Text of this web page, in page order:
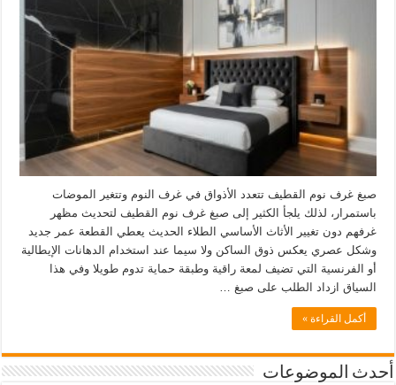
صبغ غرف نوم القطيف تتعدد الأذواق في غرف النوم وتتغير الموضات
باستمرار، لذلك يلجأ الكثير إلى صبغ غرف نوم القطيف لتحديث مظهر
غرفهم دون تغيير الأثاث الأساسي الطلاء الحديث يعطي القطعة عمر جديد
وشكل عصري يعكس ذوق الساكن ولا سيما عند استخدام الدهانات الإيطالية
أو الفرنسية التي تضيف لمعة راقية وطبقة حماية تدوم طويلا وفي هذا
السياق ازداد الطلب على صبغ …
أكمل القراءة »
أحدث الموضوعات